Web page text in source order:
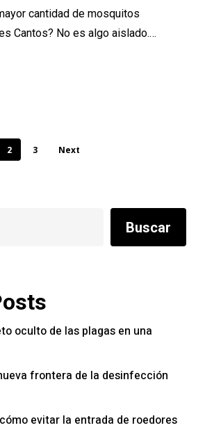
cantidad de mosquitos
Cantos? No es algo aislado.…
2 3 Next
Buscar
oculto de las plagas en una
frontera de la desinfección
evitar la entrada de roedores